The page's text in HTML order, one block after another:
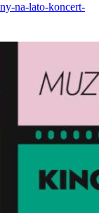
na-lato-koncert-